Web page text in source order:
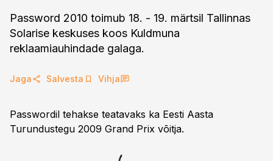
Password 2010 toimub 18. - 19. märtsil Tallinnas
Solarise keskuses koos Kuldmuna
reklaamiauhindade galaga.
Jaga Salvesta Vihja
Passwordil tehakse teatavaks ka Eesti Aasta
Turundustegu 2009 Grand Prix võitja.